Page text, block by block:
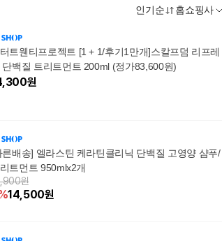
인기순 홈쇼핑사
트웬티프로젝트 [1 + 1/후기1만개]스칼프덤 리프레
단백질 트리트먼트 200ml (정가83,600원)
원
른배송] 엘라스틴 케라틴클리닉 단백질 고영양 샴푸/
트먼트 950mlx2개
원
14,500원